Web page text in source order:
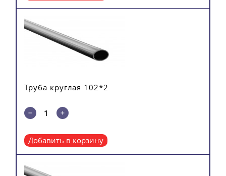
Труба круглая 102*2
Добавить в корзину